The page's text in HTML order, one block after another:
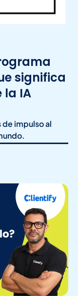
significa
la IA
de impulso al